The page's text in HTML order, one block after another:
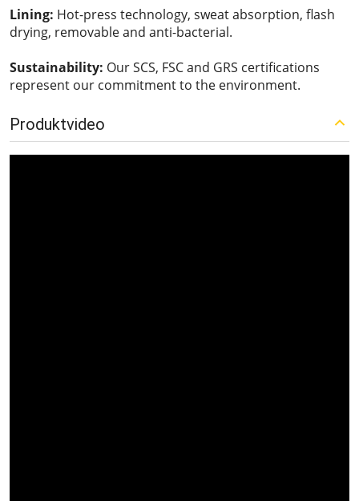
Lining: Hot-press technology, sweat absorption, flash
drying, removable and anti-bacterial.
Sustainability: Our SCS, FSC and GRS certifications
represent our commitment to the environment.
Produktvideo